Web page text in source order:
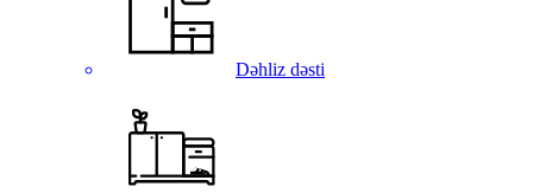
Dəhliz dəsti